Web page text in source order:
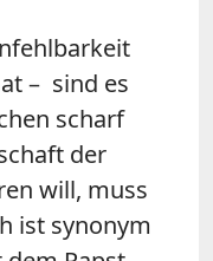
– sind es
scharf
der
will, muss
ist synonym